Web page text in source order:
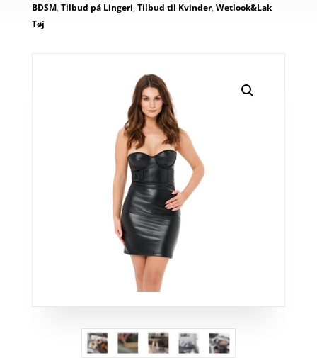
BDSM, Tilbud på Lingeri, Tilbud til Kvinder, Wetlook&Lak
Tøj